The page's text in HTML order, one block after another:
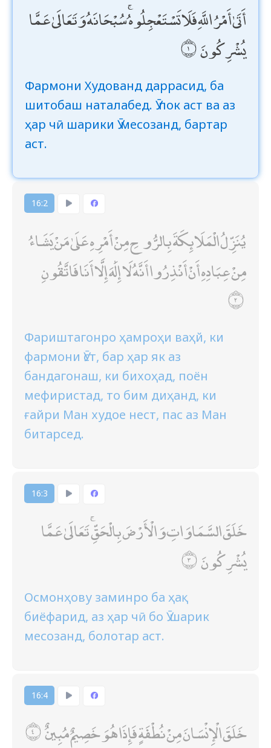
أَتَىٰ أَمْرُ اللَّهِ فَلَا تَسْتَعْجِلُوهُ ۚ سُبْحَانَهُ وَتَعَالَىٰ عَمَّا
يُشْرِكُونَ
Фармони Худованд даррасид, ба
шитобаш наталабед. Ӯ пок аст ва аз
ҳар чӣ шарики Ӯ месозанд, бартар
аст.
16:2
يُنَزِّلُ الْمَلَائِكَةَ بِالرُّوحِ مِنْ أَمْرِهِ عَلَىٰ مَنْ يَشَاءُ
مِنْ عِبَادِهِ أَنْ أَنْذِرُوا أَنَّهُ لَا إِلَٰهَ إِلَّا أَنَا فَاتَّقُونِ
Фариштагонро ҳамроҳи ваҳй, ки
фармони Ӯст, бар ҳар як аз
бандагонаш, ки бихоҳад, поён
мефиристад, то бим диҳанд, ки
ғайри Ман худое нест, пас аз Ман
битарсед.
16:3
خَلَقَ السَّمَاوَاتِ وَالْأَرْضَ بِالْحَقِّ ۚ تَعَالَىٰ عَمَّا
يُشْرِكُونَ
Осмонҳову заминро ба ҳақ
биёфарид, аз ҳар чӣ бо Ӯ шарик
месозанд, болотар аст.
16:4
خَلَقَ الْإِنْسَانَ مِنْ نُطْفَةٍ فَإِذَا هُوَ خَصِيمٌ مُبِينٌ